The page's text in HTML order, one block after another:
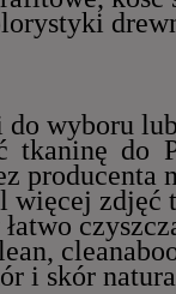
do wyboru
tkaninę do
producenta
więcej zdjęć
i skór